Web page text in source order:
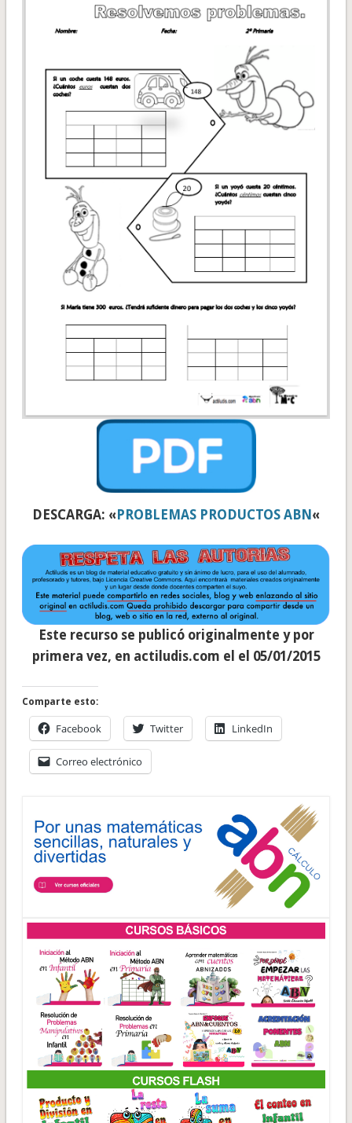
DESCARGA: « PROBLEMAS PRODUCTOS ABN «
Este recurso se publicó originalmente y por
primera vez, en actiludis.com el el 05/01/2015
Comparte esto:
Facebook Twitter LinkedIn
Correo electrónico